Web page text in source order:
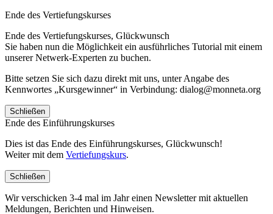
Ende des Vertiefungskurses
Ende des Vertiefungskurses, Glückwunsch
Sie haben nun die Möglichkeit ein ausführliches Tutorial mit einem
unserer Netwerk-Experten zu buchen.
Bitte setzen Sie sich dazu direkt mit uns, unter Angabe des
Kennwortes „Kursgewinner“ in Verbindung: dialog@monneta.org
Schließen
Ende des Einführungskurses
Dies ist das Ende des Einführungskurses, Glückwunsch!
Weiter mit dem Vertiefungskurs.
Schließen
Wir verschicken 3-4 mal im Jahr einen Newsletter mit aktuellen
Meldungen, Berichten und Hinweisen.